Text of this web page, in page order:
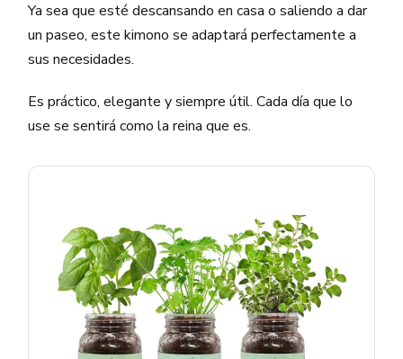
Ya sea que esté descansando en casa o saliendo a dar
un paseo, este kimono se adaptará perfectamente a
sus necesidades.
Es práctico, elegante y siempre útil. Cada día que lo
use se sentirá como la reina que es.